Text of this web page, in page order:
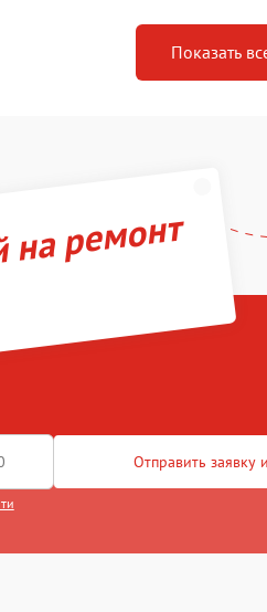
Показать
ремонт
Отправить заявку